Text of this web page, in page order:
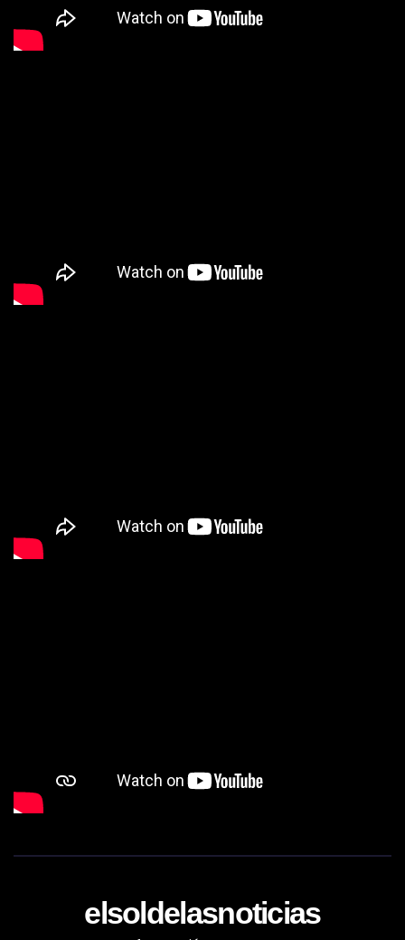
elsoldelasnoticias